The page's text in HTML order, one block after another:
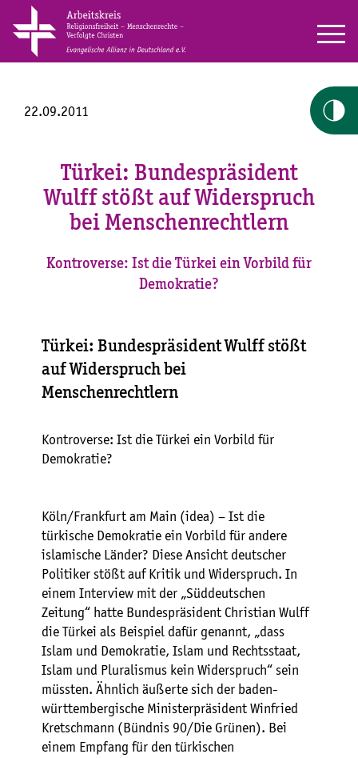
22.09.2011
Türkei: Bundespräsident
Wulff stößt auf Widerspruch
bei Menschenrechtlern
Kontroverse: Ist die Türkei ein Vorbild für
Demokratie?
Türkei: Bundespräsident Wulff stößt
auf Widerspruch bei
Menschenrechtlern
Kontroverse: Ist die Türkei ein Vorbild für
Demokratie?
Köln/Frankfurt am Main (idea) – Ist die
türkische Demokratie ein Vorbild für andere
islamische Länder? Diese Ansicht deutscher
Politiker stößt auf Kritik und Widerspruch. In
einem Interview mit der „Süddeutschen
Zeitung“ hatte Bundespräsident Christian Wulff
die Türkei als Beispiel dafür genannt, „dass
Islam und Demokratie, Islam und Rechtsstaat,
Islam und Pluralismus kein Widerspruch“ sein
müssten. Ähnlich äußerte sich der baden-
württembergische Ministerpräsident Winfried
Kretschmann (Bündnis 90/Die Grünen). Bei
einem Empfang für den türkischen